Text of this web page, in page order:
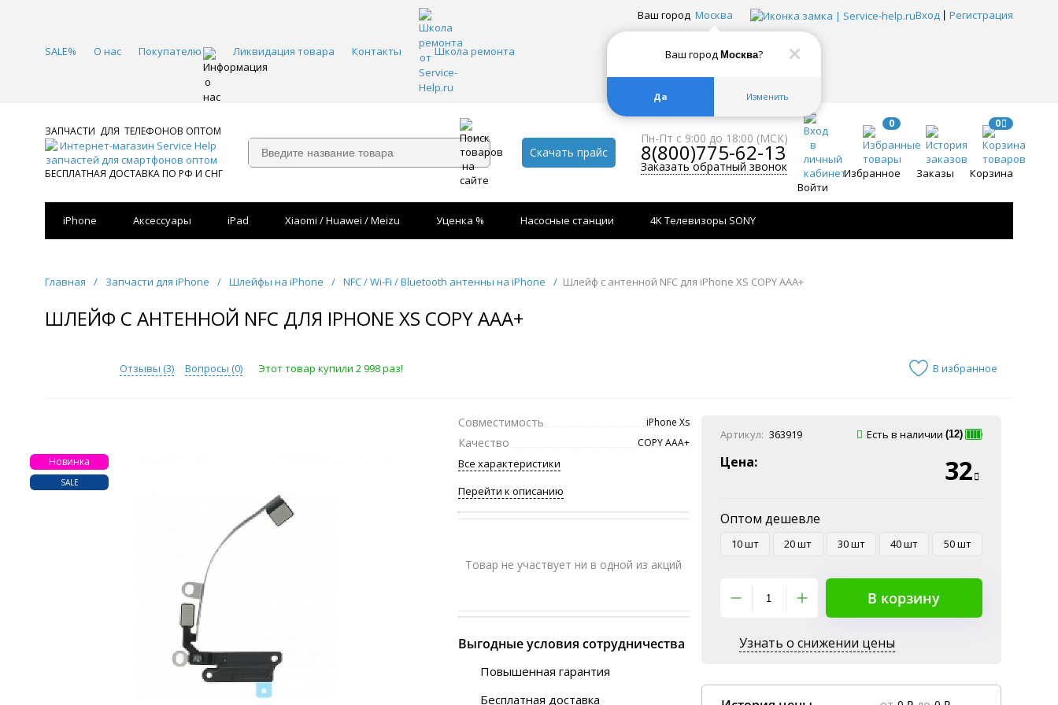
Ваш город Москва?
Да Изменить
SALE% О нас Покупателю Ликвидация товара Контакты Школа ремонта
Ваш город Москва Вход Регистрация
ЗАПЧАСТИ ДЛЯ ТЕЛЕФОНОВ ОПТОМ
БЕСПЛАТНАЯ ДОСТАВКА ПО РФ И СНГ
Скачать прайс
Пн-Пт с 9:00 до 18:00 (МСК)
8(800)775-62-13
Заказать обратный звонок
Войти
0
Избранное Заказы
0
Корзина
iPhone Аксессуары iPad Xiaomi / Huawei / Meizu Уценка % Насосные станции 4K Телевизоры SONY
Главная / Запчасти для iPhone / Шлейфы на iPhone / NFC / Wi-Fi / Bluetooth антенны на iPhone / Шлейф с антенной NFC для iPhone ХS COPY AAA+
ШЛЕЙФ С АНТЕННОЙ NFC ДЛЯ IPHONE ХS COPY AAA+
Отзывы (3) Вопросы (0) Этот товар купили 2 998 раз! В избранное
Новинка
SALE
Совместимость iPhone Xs
Качество COPY ААА+
Все характеристики
Перейти к описанию
Товар не участвует ни в одной из акций
Выгодные условия сотрудничества
Повышенная гарантия
Бесплатная доставка
Артикул: 363919 Есть в наличии (12)
Цена: 32
Оптом дешевле
10 шт 20 шт 30 шт 40 шт 50 шт
В корзину
Узнать о снижении цены